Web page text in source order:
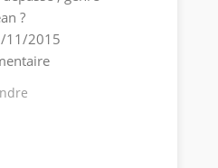
?
11/2015